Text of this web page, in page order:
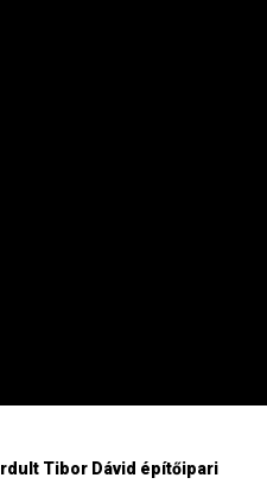
Tibor Dávid építőipari